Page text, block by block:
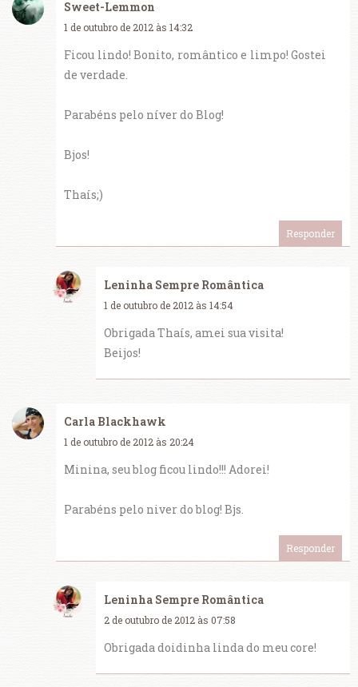
Sweet-Lemmon
1 de outubro de 2012 às 14:32
Ficou lindo! Bonito, romântico e limpo! Gostei
de verdade.
Parabéns pelo níver do Blog!
Bjos!
Thaís;)
Responder
Leninha Sempre Romântica
1 de outubro de 2012 às 14:54
Obrigada Thaís, amei sua visita!
Beijos!
Carla Blackhawk
1 de outubro de 2012 às 20:24
Minina, seu blog ficou lindo!!! Adorei!
Parabéns pelo niver do blog! Bjs.
Responder
Leninha Sempre Romântica
2 de outubro de 2012 às 07:58
Obrigada doidinha linda do meu core!